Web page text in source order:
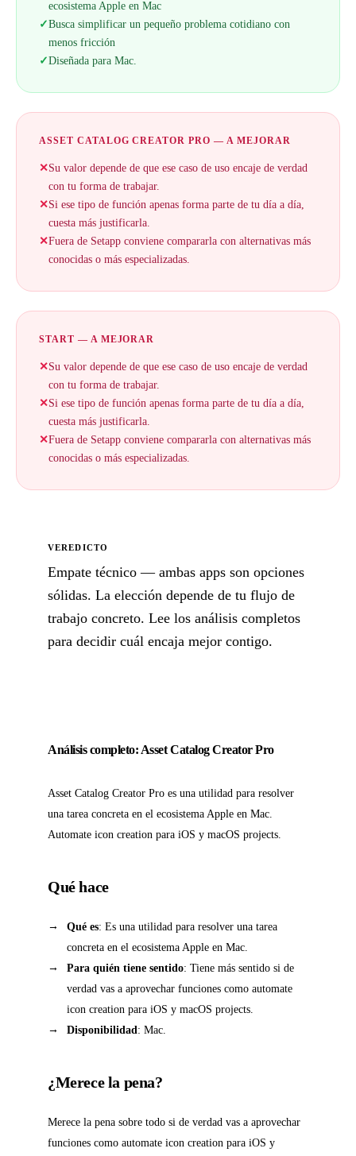
ecosistema Apple en Mac
✓Busca simplificar un pequeño problema cotidiano con
menos fricción
✓Diseñada para Mac.
ASSET CATALOG CREATOR PRO — A MEJORAR
✕Su valor depende de que ese caso de uso encaje de verdad
con tu forma de trabajar.
✕Si ese tipo de función apenas forma parte de tu día a día,
cuesta más justificarla.
✕Fuera de Setapp conviene compararla con alternativas más
conocidas o más especializadas.
START — A MEJORAR
✕Su valor depende de que ese caso de uso encaje de verdad
con tu forma de trabajar.
✕Si ese tipo de función apenas forma parte de tu día a día,
cuesta más justificarla.
✕Fuera de Setapp conviene compararla con alternativas más
conocidas o más especializadas.
VEREDICTO
Empate técnico — ambas apps son opciones
sólidas. La elección depende de tu flujo de
trabajo concreto. Lee los análisis completos
para decidir cuál encaja mejor contigo.
Análisis completo: Asset Catalog Creator Pro
Asset Catalog Creator Pro es una utilidad para resolver
una tarea concreta en el ecosistema Apple en Mac.
Automate icon creation para iOS y macOS projects.
Qué hace
Qué es: Es una utilidad para resolver una tarea
concreta en el ecosistema Apple en Mac.
Para quién tiene sentido: Tiene más sentido si de
verdad vas a aprovechar funciones como automate
icon creation para iOS y macOS projects.
Disponibilidad: Mac.
¿Merece la pena?
Merece la pena sobre todo si de verdad vas a aprovechar
funciones como automate icon creation para iOS y